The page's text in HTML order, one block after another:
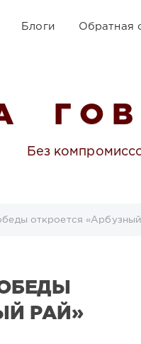
Блоги Обратная
Г О В
Без
откроется
РАЙ»